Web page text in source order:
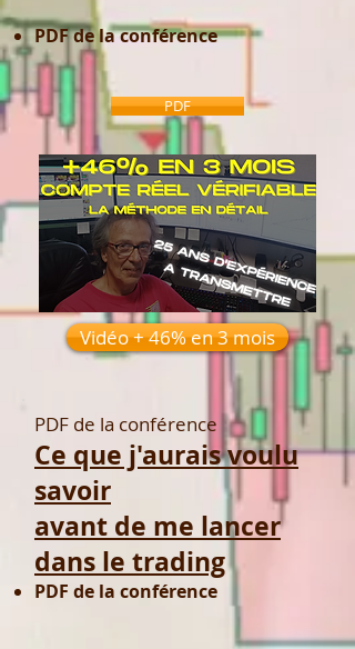
PDF de la conférence
PDF
Vidéo + 46% en 3 mois
PDF de la conférence
Ce que j'aurais voulu
savoir
avant de me lancer
dans le trading
PDF de la conférence